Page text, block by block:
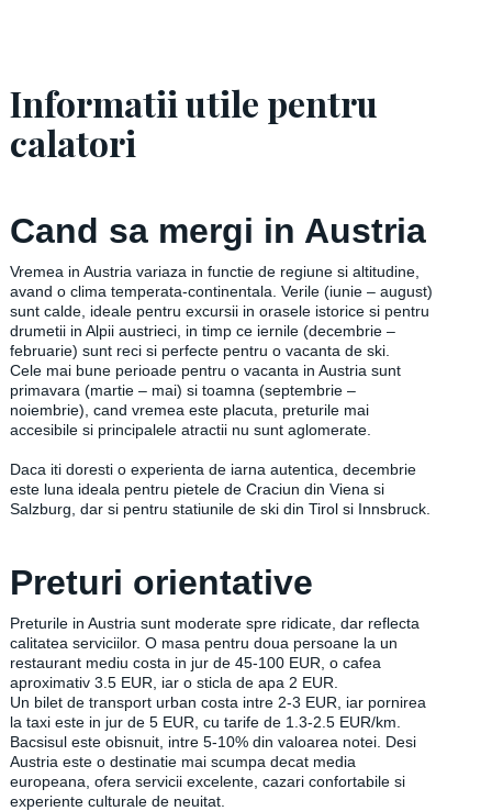
Informatii utile pentru
calatori
Cand sa mergi in Austria
Vremea in Austria variaza in functie de regiune si altitudine,
avand o clima temperata-continentala. Verile (iunie – august)
sunt calde, ideale pentru excursii in orasele istorice si pentru
drumetii in Alpii austrieci, in timp ce iernile (decembrie –
februarie) sunt reci si perfecte pentru o vacanta de ski.
Cele mai bune perioade pentru o vacanta in Austria sunt
primavara (martie – mai) si toamna (septembrie –
noiembrie), cand vremea este placuta, preturile mai
accesibile si principalele atractii nu sunt aglomerate.
Daca iti doresti o experienta de iarna autentica, decembrie
este luna ideala pentru pietele de Craciun din Viena si
Salzburg, dar si pentru statiunile de ski din Tirol si Innsbruck.
Preturi orientative
Preturile in Austria sunt moderate spre ridicate, dar reflecta
calitatea serviciilor. O masa pentru doua persoane la un
restaurant mediu costa in jur de 45-100 EUR, o cafea
aproximativ 3.5 EUR, iar o sticla de apa 2 EUR.
Un bilet de transport urban costa intre 2-3 EUR, iar pornirea
la taxi este in jur de 5 EUR, cu tarife de 1.3-2.5 EUR/km.
Bacsisul este obisnuit, intre 5-10% din valoarea notei. Desi
Austria este o destinatie mai scumpa decat media
europeana, ofera servicii excelente, cazari confortabile si
experiente culturale de neuitat.